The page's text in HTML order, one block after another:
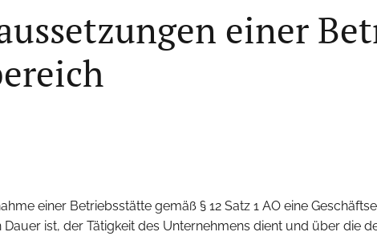
einer
einer Betriebsstätte gemäß § 12 Satz 1 AO eine
ist, der Tätigkeit des Unternehmens dient und über die